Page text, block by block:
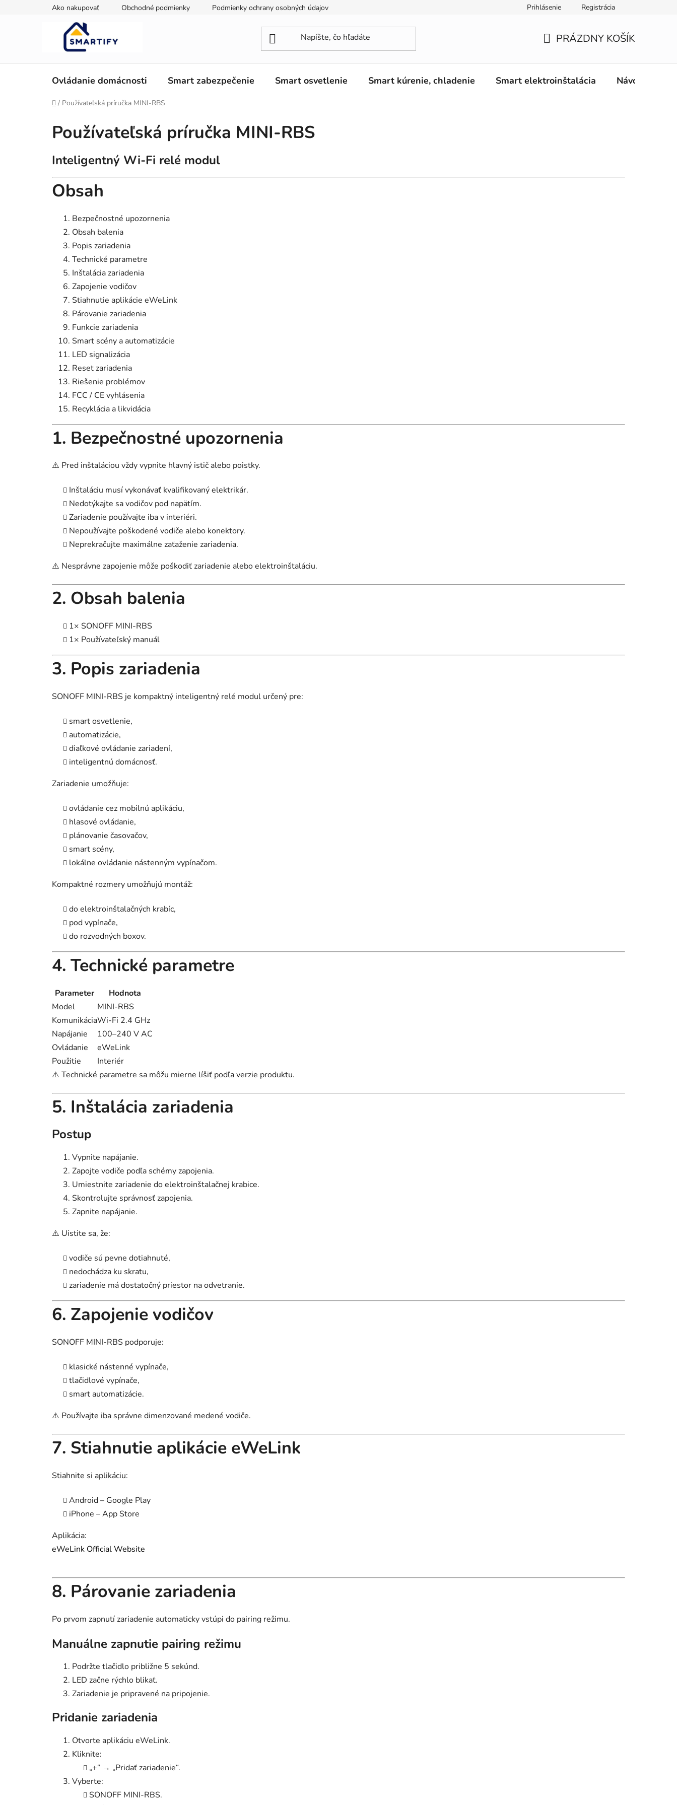
Ako nakupovať Obchodné podmienky Podmienky ochrany osobných údajov Prihlásenie Registrácia
KOŠÍK
PRÁZDNY KOŠÍK
Ovládanie domácnosti Smart zabezpečenie Smart osvetlenie Smart kúrenie, chladenie Smart elektroinštalácia Návody
Domov
/ Používateľská príručka MINI-RBS
Používateľská príručka MINI-RBS
Inteligentný Wi-Fi relé modul
Obsah
Bezpečnostné upozornenia
Obsah balenia
Popis zariadenia
Technické parametre
Inštalácia zariadenia
Zapojenie vodičov
Stiahnutie aplikácie eWeLink
Párovanie zariadenia
Funkcie zariadenia
Smart scény a automatizácie
LED signalizácia
Reset zariadenia
Riešenie problémov
FCC / CE vyhlásenia
Recyklácia a likvidácia
1. Bezpečnostné upozornenia
⚠️ Pred inštaláciou vždy vypnite hlavný istič alebo poistky.
Inštaláciu musí vykonávať kvalifikovaný elektrikár.
Nedotýkajte sa vodičov pod napätím.
Zariadenie používajte iba v interiéri.
Nepoužívajte poškodené vodiče alebo konektory.
Neprekračujte maximálne zaťaženie zariadenia.
⚠️ Nesprávne zapojenie môže poškodiť zariadenie alebo elektroinštaláciu.
2. Obsah balenia
1× SONOFF MINI-RBS
1× Používateľský manuál
3. Popis zariadenia
SONOFF MINI-RBS je kompaktný inteligentný relé modul určený pre:
smart osvetlenie,
automatizácie,
diaľkové ovládanie zariadení,
inteligentnú domácnosť.
Zariadenie umožňuje:
ovládanie cez mobilnú aplikáciu,
hlasové ovládanie,
plánovanie časovačov,
smart scény,
lokálne ovládanie nástenným vypínačom.
Kompaktné rozmery umožňujú montáž:
do elektroinštalačných krabíc,
pod vypínače,
do rozvodných boxov.
4. Technické parametre
Parameter
Hodnota
Model
MINI-RBS
KomunikáciaWi-Fi 2.4 GHz
Napájanie
100–240 V AC
Ovládanie
eWeLink
Použitie
Interiér
⚠️ Technické parametre sa môžu mierne líšiť podľa verzie produktu.
5. Inštalácia zariadenia
Postup
Vypnite napájanie.
Zapojte vodiče podľa schémy zapojenia.
Umiestnite zariadenie do elektroinštalačnej krabice.
Skontrolujte správnosť zapojenia.
Zapnite napájanie.
⚠️ Uistite sa, že:
vodiče sú pevne dotiahnuté,
nedochádza ku skratu,
zariadenie má dostatočný priestor na odvetranie.
6. Zapojenie vodičov
SONOFF MINI-RBS podporuje:
klasické nástenné vypínače,
tlačidlové vypínače,
smart automatizácie.
⚠️ Používajte iba správne dimenzované medené vodiče.
7. Stiahnutie aplikácie eWeLink
Stiahnite si aplikáciu:
Android – Google Play
iPhone – App Store
Aplikácia:
eWeLink Official Website
8. Párovanie zariadenia
Po prvom zapnutí zariadenie automaticky vstúpi do pairing režimu.
Manuálne zapnutie pairing režimu
Podržte tlačidlo približne 5 sekúnd.
LED začne rýchlo blikať.
Zariadenie je pripravené na pripojenie.
Pridanie zariadenia
Otvorte aplikáciu eWeLink.
Kliknite:
„+“ → „Pridať zariadenie“.
Vyberte:
SONOFF MINI-RBS.